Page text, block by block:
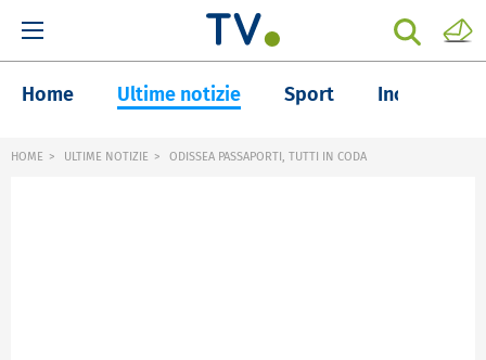
Home Ultime notizie Sport Inchieste
HOME ULTIME NOTIZIE ODISSEA PASSAPORTI, TUTTI IN CODA